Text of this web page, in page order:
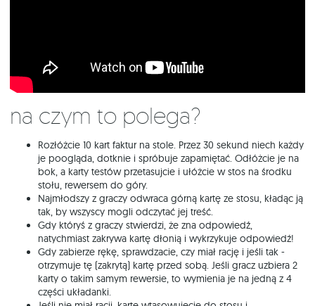
Na czym to polega?
Rozłóżcie 10 kart faktur na stole. Przez 30 sekund niech każdy
je poogląda, dotknie i spróbuje zapamiętać. Odłóżcie je na
bok, a karty testów przetasujcie i ułóżcie w stos na środku
stołu, rewersem do góry.
Najmłodszy z graczy odwraca górną kartę ze stosu, kładąc ją
tak, by wszyscy mogli odczytać jej treść.
Gdy któryś z graczy stwierdzi, że zna odpowiedź,
natychmiast zakrywa kartę dłonią i wykrzykuje odpowiedź!
Gdy zabierze rękę, sprawdzacie, czy miał rację i jeśli tak -
otrzymuje tę (zakrytą) kartę przed sobą. Jeśli gracz uzbiera 2
karty o takim samym rewersie, to wymienia je na jedną z 4
części układanki.